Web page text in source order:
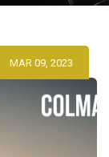
MAR 09, 2023